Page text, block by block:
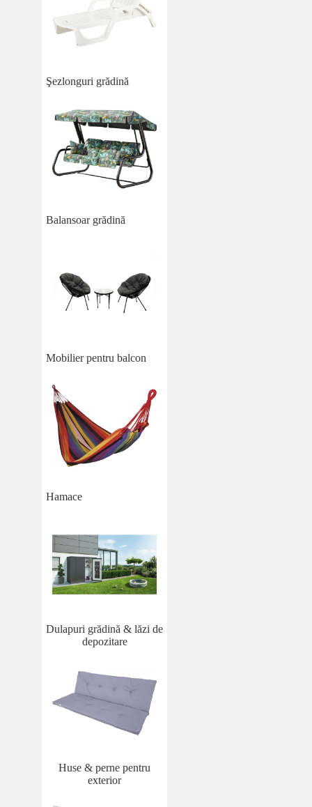
Şezlonguri grădină
Balansoar grădină
Mobilier pentru balcon
Hamace
Dulapuri grădină & lăzi de
depozitare
Huse & perne pentru
exterior